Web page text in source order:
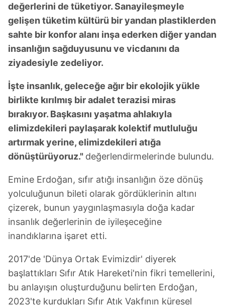
değerlerini de tüketiyor. Sanayileşmeyle
gelişen tüketim kültürü bir yandan plastiklerden
sahte bir konfor alanı inşa ederken diğer yandan
insanlığın sağduyusunu ve vicdanını da
ziyadesiyle zedeliyor.
İşte insanlık, geleceğe ağır bir ekolojik yükle
birlikte kırılmış bir adalet terazisi miras
bırakıyor. Başkasını yaşatma ahlakıyla
elimizdekileri paylaşarak kolektif mutluluğu
artırmak yerine, elimizdekileri atığa
dönüştürüyoruz." değerlendirmelerinde bulundu.
Emine Erdoğan, sıfır atığı insanlığın öze dönüş
yolculuğunun bileti olarak gördüklerinin altını
çizerek, bunun yaygınlaşmasıyla doğa kadar
insanlık değerlerinin de iyileşeceğine
inandıklarına işaret etti.
2017'de 'Dünya Ortak Evimizdir' diyerek
başlattıkları Sıfır Atık Hareketi'nin fikri temellerini,
bu anlayışın oluşturduğunu belirten Erdoğan,
2023'te kurdukları Sıfır Atık Vakfının küresel